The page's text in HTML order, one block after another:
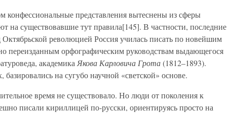
конфессиональные представления вытеснены из сферы
на существовавшие тут правила[145]. В частности, последние
Октябрьской революцией Россия училась писать по новейшим
переизданным орфографическим руководствам выдающегося
академика Якова Карловича Грота(1812–1893).
на сугубо научной «светской» основе.
время не существовало. Но люди от поколения к
писали кириллицей по-русски, ориентируясь просто на